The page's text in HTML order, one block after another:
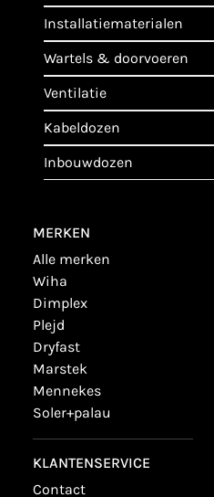
installatiematerialen
wartels & doorvoeren
ventilatie
kabeldozen
inbouwdozen
MERKEN
alle merken
wiha
dimplex
plejd
dryfast
marstek
mennekes
soler+palau
KLANTENSERVICE
contact